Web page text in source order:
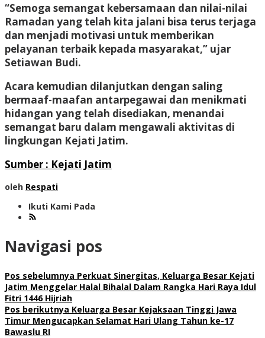
“Semoga semangat kebersamaan dan nilai-nilai
Ramadan yang telah kita jalani bisa terus terjaga
dan menjadi motivasi untuk memberikan
pelayanan terbaik kepada masyarakat,” ujar
Setiawan Budi.
Acara kemudian dilanjutkan dengan saling
bermaaf-maafan antarpegawai dan menikmati
hidangan yang telah disediakan, menandai
semangat baru dalam mengawali aktivitas di
lingkungan Kejati Jatim.
Sumber : Kejati Jatim
oleh Respati
Ikuti Kami Pada
Navigasi pos
Pos sebelumnya Perkuat Sinergitas, Keluarga Besar Kejati
Jatim Menggelar Halal Bihalal Dalam Rangka Hari Raya Idul
Fitri 1446 Hijriah
Pos berikutnya Keluarga Besar Kejaksaan Tinggi Jawa
Timur Mengucapkan Selamat Hari Ulang Tahun ke-17
Bawaslu RI